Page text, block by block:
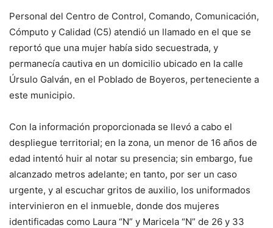
Personal del Centro de Control, Comando, Comunicación,
Cómputo y Calidad (C5) atendió un llamado en el que se
reportó que una mujer había sido secuestrada, y
permanecía cautiva en un domicilio ubicado en la calle
Úrsulo Galván, en el Poblado de Boyeros, perteneciente a
este municipio.
Con la información proporcionada se llevó a cabo el
despliegue territorial; en la zona, un menor de 16 años de
edad intentó huir al notar su presencia; sin embargo, fue
alcanzado metros adelante; en tanto, por ser un caso
urgente, y al escuchar gritos de auxilio, los uniformados
intervinieron en el inmueble, donde dos mujeres
identificadas como Laura “N” y Maricela “N” de 26 y 33